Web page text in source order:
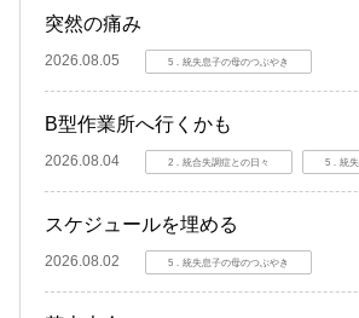
突然の痛み
2026.08.05 5．統失息子の母のつぶやき
B型作業所へ行くかも
2026.08.04 2．統合失調症との日々 5．統
スケジュールを埋める
2026.08.02 5．統失息子の母のつぶやき